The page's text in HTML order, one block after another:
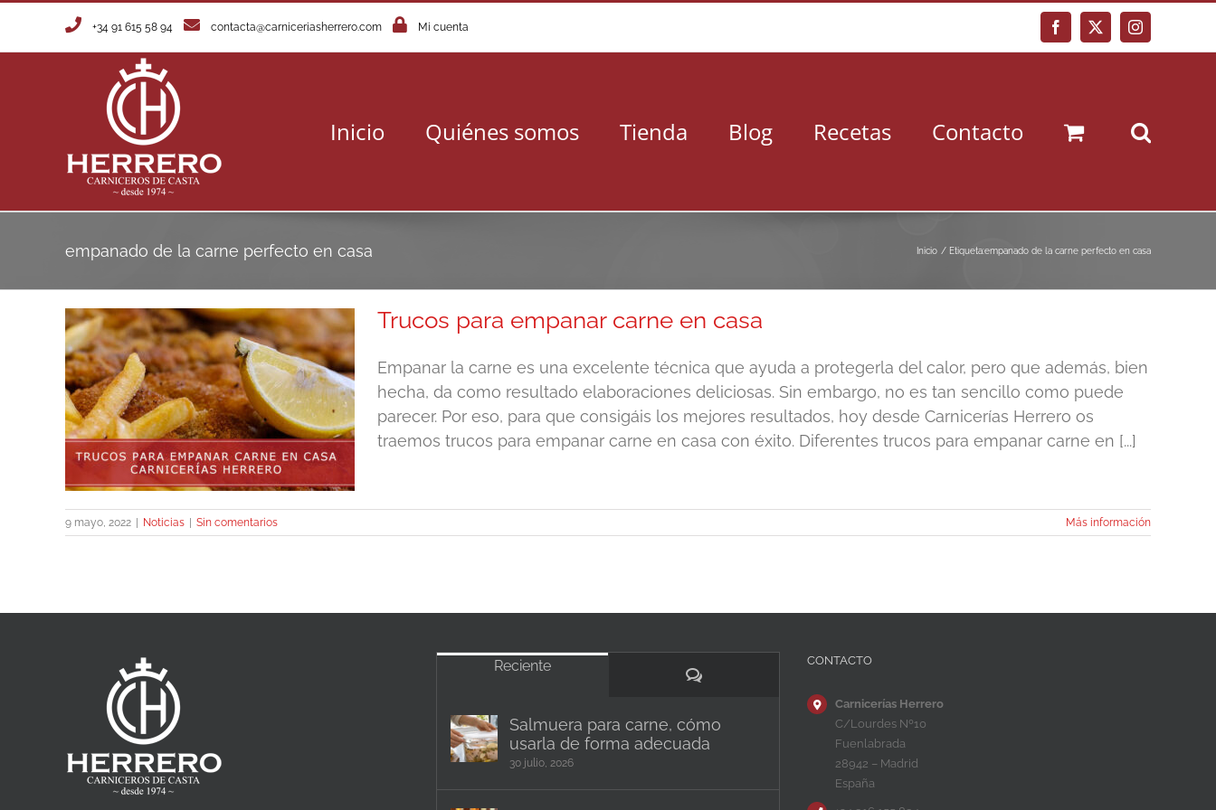
+34 91 615 58 94 contacta@carniceriasherrero.com Mi cuenta Facebook
X Instagram
Inicio Quiénes somos Tienda Blog Recetas Contacto
empanado de la carne perfecto en casa Inicio Etiqueta:empanado de la carne perfecto en casa
Trucos para empanar carne en casa
Empanar la carne es una excelente técnica que ayuda a protegerla del calor, pero que además, bien
hecha, da como resultado elaboraciones deliciosas. Sin embargo, no es tan sencillo como puede
parecer. Por eso, para que consigáis los mejores resultados, hoy desde Carnicerías Herrero os
traemos trucos para empanar carne en casa con éxito. Diferentes trucos para empanar carne en [...]
9 mayo, 2022 Noticias Sin comentarios Más información
Reciente
Comentarios
Salmuera para carne, cómo
usarla de forma adecuada
30 julio, 2026
CONTACTO
Carnicerías Herrero
C/Lourdes Nº10
Fuenlabrada
28942 – Madrid
España